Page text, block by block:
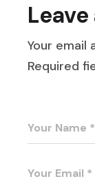
Your email
Required